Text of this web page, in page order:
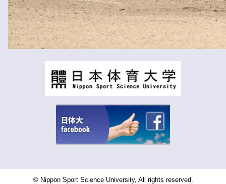
© Nippon Sport Science University, All rights reserved.